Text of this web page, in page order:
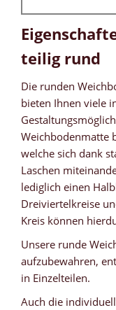
teilig rund
Die runden
bieten Ihnen viele
Weichbodenmatte
welche sich dank
Laschen
lediglich einen
Dreiviertelkreise
Kreis können
Unsere runde
aufzubewahren,
in Einzelteilen.
Auch die